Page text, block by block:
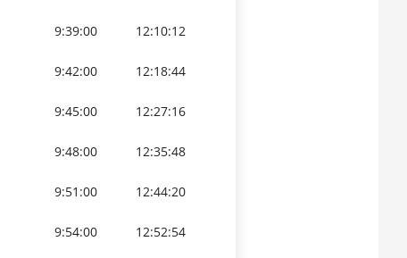
9:39:00 12:10:12
9:42:00 12:18:44
9:45:00 12:27:16
9:48:00 12:35:48
9:51:00 12:44:20
9:54:00 12:52:54